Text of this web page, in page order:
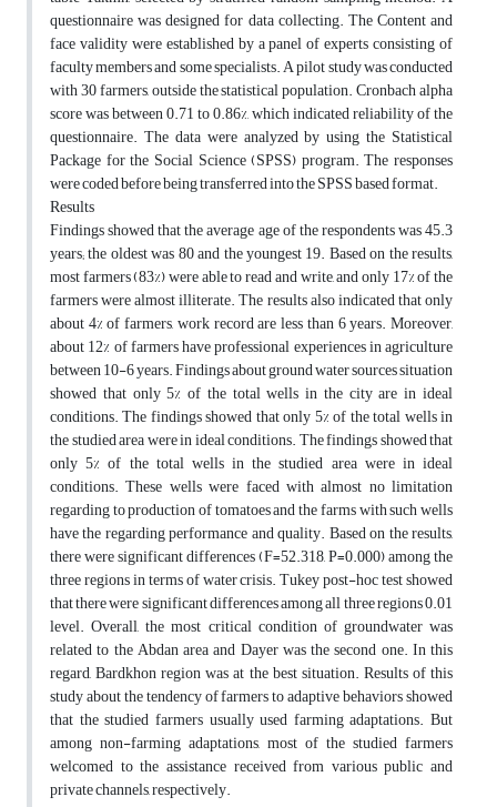
questionnaire was designed for data collecting. The Content and
face validity were established by a panel of experts consisting of
faculty members and some specialists. A pilot study was conducted
with 30 farmers, outside the statistical population. Cronbach alpha
score was between 0.71 to 0.86%, which indicated reliability of the
questionnaire. The data were analyzed by using the Statistical
Package for the Social Science (SPSS) program. The responses
were coded before being transferred into the SPSS based format.
Results
Findings showed that the average age of the respondents was 45.3
years; the oldest was 80 and the youngest 19. Based on the results,
most farmers (83%) were able to read and write, and only 17% of the
farmers were almost illiterate. The results also indicated that only
about 4% of farmers, work record are less than 6 years. Moreover,
about 12% of farmers have professional experiences in agriculture
between 10-6 years. Findings about ground water sources situation
showed that only 5% of the total wells in the city are in ideal
conditions. The findings showed that only 5% of the total wells in
the studied area were in ideal conditions. The findings showed that
only 5% of the total wells in the studied area were in ideal
conditions. These wells were faced with almost no limitation
regarding to production of tomatoes and the farms with such wells
have the regarding performance and quality. Based on the results,
there were significant differences (F=52.318, P=0.000) among the
three regions in terms of water crisis. Tukey post-hoc test showed
that there were significant differences among all three regions 0.01
level. Overall, the most critical condition of groundwater was
related to the Abdan area and Dayer was the second one. In this
regard, Bardkhon region was at the best situation. Results of this
study about the tendency of farmers to adaptive behaviors showed
that the studied farmers usually used farming adaptations. But
among non-farming adaptations, most of the studied farmers
welcomed to the assistance received from various public and
private channels, respectively.